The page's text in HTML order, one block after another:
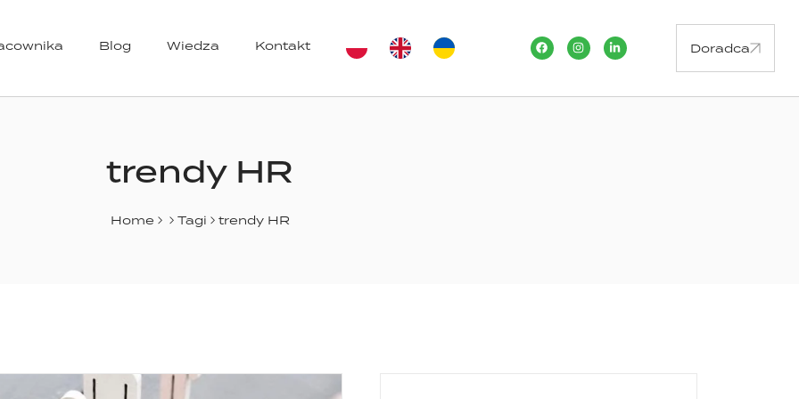
Blog Wiedza Kontakt Doradca
trendy HR
Home Tagi trendy HR